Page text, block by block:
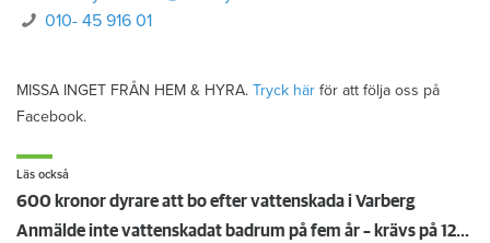
010- 45 916 01
MISSA INGET FRÅN HEM & HYRA. Tryck här för att följa oss på
Facebook.
Läs också
600 kronor dyrare att bo efter vattenskada i Varberg
Anmälde inte vattenskadat badrum på fem år – krävs på 125 000 kronor